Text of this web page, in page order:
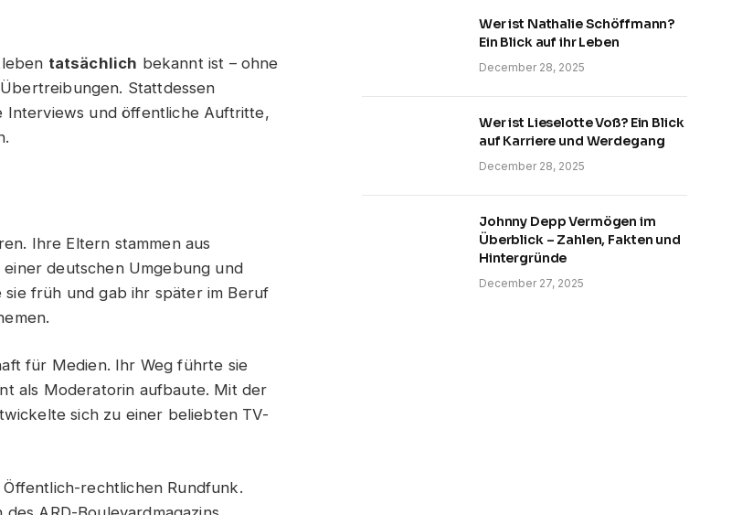
tatsächlich bekannt ist – ohne
Stattdessen
Interviews und öffentliche Auftritte,
Ihre Eltern stammen aus
deutschen Umgebung und
früh und gab ihr später im Beruf
für Medien. Ihr Weg führte sie
als Moderatorin aufbaute. Mit der
sich zu einer beliebten TV-
rechtlichen Rundfunk.
Wer ist Nathalie Schöffmann?
Ein Blick auf ihr Leben
December 28, 2025
Wer ist Lieselotte Voß? Ein Blick
auf Karriere und Werdegang
December 28, 2025
Johnny Depp Vermögen im
Überblick – Zahlen, Fakten und
Hintergründe
December 27, 2025